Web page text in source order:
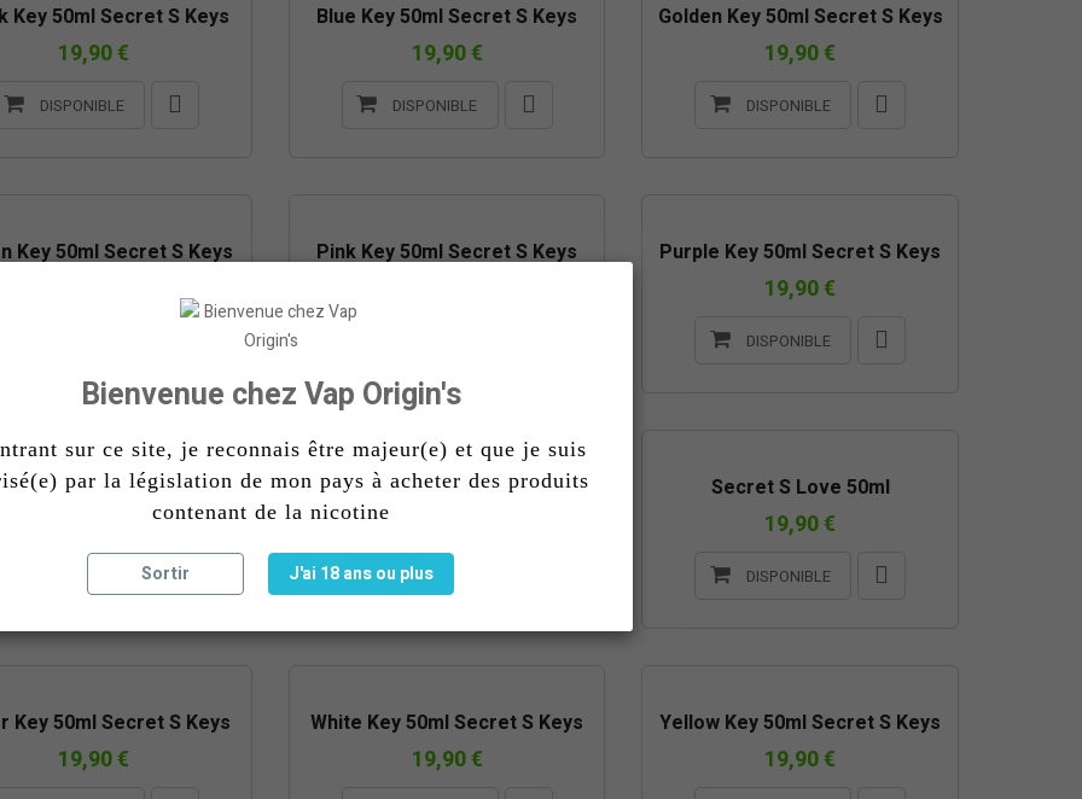
Key 50ml Secret S Keys
19,90 €
DISPONIBLE
Blue Key 50ml Secret S Keys
19,90 €
DISPONIBLE
Golden Key 50ml Secret S Keys
19,90 €
DISPONIBLE
Key 50ml Secret S Keys Pink Key 50ml Secret S Keys Purple Key 50ml Secret S Keys
19,90 €
DISPONIBLE
Key 50ml Secret S Keys
DE STOCK
Secret S Egg 50ml
DISPONIBLE
RUPTURE DE STOCK
Secret S Love 50ml
19,90 €
DISPONIBLE
Key 50ml Secret S Keys
19,90 €
White Key 50ml Secret S Keys
19,90 €
Yellow Key 50ml Secret S Keys
19,90 €
Bienvenue chez Vap Origin's
sur ce site, je reconnais être majeur(e) et que je suis
par la législation de mon pays à acheter des produits
contenant de la nicotine
Sortir J'ai 18 ans ou plus